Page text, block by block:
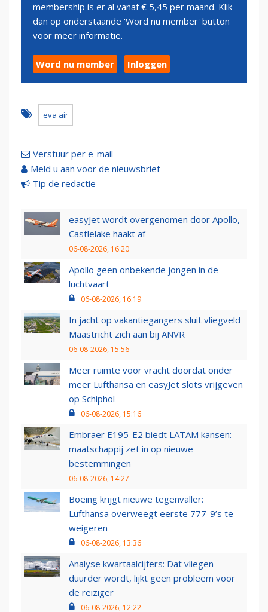
membership is er al vanaf € 5,45 per maand. Klik
dan op onderstaande 'Word nu member' button
voor meer informatie.
Word nu member Inloggen
eva air
Verstuur per e-mail
Meld u aan voor de nieuwsbrief
Tip de redactie
easyJet wordt overgenomen door Apollo,
Castlelake haakt af
06-08-2026, 16:20
Apollo geen onbekende jongen in de
luchtvaart
06-08-2026, 16:19
In jacht op vakantiegangers sluit vliegveld
Maastricht zich aan bij ANVR
06-08-2026, 15:56
Meer ruimte voor vracht doordat onder
meer Lufthansa en easyJet slots vrijgeven
op Schiphol
06-08-2026, 15:16
Embraer E195-E2 biedt LATAM kansen:
maatschappij zet in op nieuwe
bestemmingen
06-08-2026, 14:27
Boeing krijgt nieuwe tegenvaller:
Lufthansa overweegt eerste 777-9’s te
weigeren
06-08-2026, 13:36
Analyse kwartaalcijfers: Dat vliegen
duurder wordt, lijkt geen probleem voor
de reiziger
06-08-2026, 12:22